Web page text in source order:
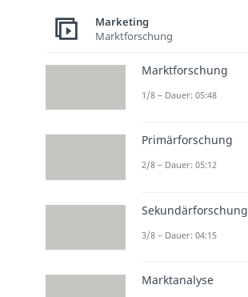
Marketing
Marktforschung
Marktforschung
1/8 – Dauer: 05:48
Primärforschung
2/8 – Dauer: 05:12
Sekundärforschung
3/8 – Dauer: 04:15
Marktanalyse